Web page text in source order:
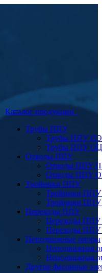
Каталог продукции
Трубы ППУ
Трубы ППУ ПЭ
Трубы ППУ ОЦ
Отводы ППУ
Отводы ППУ
Отводы ППУ
Тройники ППУ
Тройники
Тройники
Переходы ППУ
Переходы
Переходы
Неподвижные опоры
Неподвижная
Неподвижная
Другие фасонные